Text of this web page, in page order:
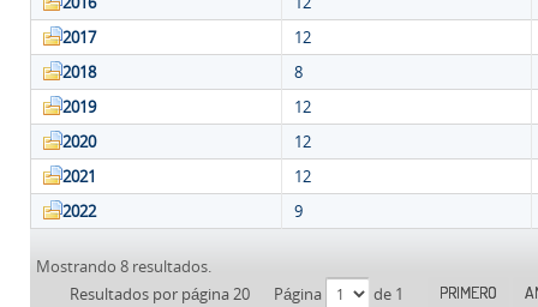
2017
12
2018
8
2019
12
2020
12
2021
12
2022
9
Mostrando 8 resultados.
Resultados por página 20
Página de 1 PRIMERO